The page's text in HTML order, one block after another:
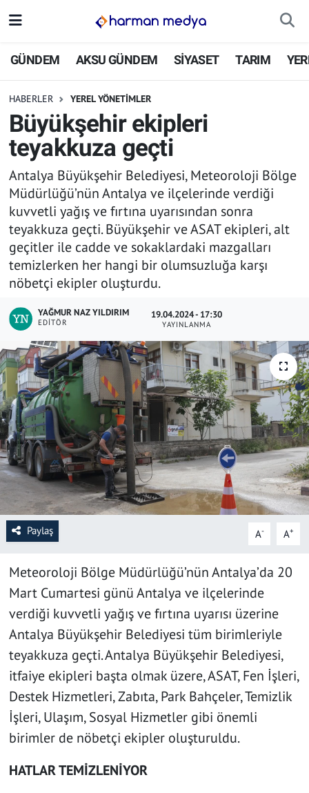
GÜNDEM AKSU GÜNDEM SİYASET TARIM
HABERLER YEREL YÖNETİMLER
Büyükşehir ekipleri
teyakkuza geçti
Antalya Büyükşehir Belediyesi, Meteoroloji Bölge
Müdürlüğü’nün Antalya ve ilçelerinde verdiği
kuvvetli yağış ve fırtına uyarısından sonra
teyakkuza geçti. Büyükşehir ve ASAT ekipleri, alt
geçitler ile cadde ve sokaklardaki mazgalları
temizlerken her hangi bir olumsuzluğa karşı
nöbetçi ekipler oluşturdu.
YAĞMUR NAZ YILDIRIM
EDITÖR
19.04.2024 - 17:30
YAYINLANMA
Paylaş A- A+
Meteoroloji Bölge Müdürlüğü’nün Antalya’da 20
Mart Cumartesi günü Antalya ve ilçelerinde
verdiği kuvvetli yağış ve fırtına uyarısı üzerine
Antalya Büyükşehir Belediyesi tüm birimleriyle
teyakkuza geçti. Antalya Büyükşehir Belediyesi,
itfaiye ekipleri başta olmak üzere, ASAT, Fen İşleri,
Destek Hizmetleri, Zabıta, Park Bahçeler, Temizlik
İşleri, Ulaşım, Sosyal Hizmetler gibi önemli
birimler de nöbetçi ekipler oluşturuldu.
HATLAR TEMİZLENİYOR
GÜNDEM
SİYASET
TARIM
YEREL YÖNETİMLER
EKONOMİ
ASAYİŞ
YAŞAM
KÜLTÜR SANAT
EĞİTİM
İstanbul Nöbetçi Eczaneler
İstanbul Trafik Yoğunluk Haritası
Süper Lig Puan Durumu ve Fikstür
Tüm Manşetler
Son Dakika Haberleri
Haber Arşivi